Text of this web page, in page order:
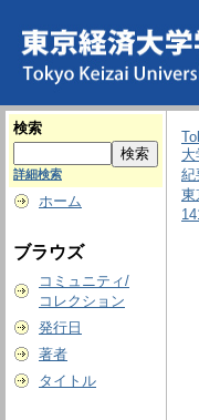
検索
詳細検索
ホーム
ブラウズ
コミュニティ/
コレクション
発行日
著者
タイトル
紀
東